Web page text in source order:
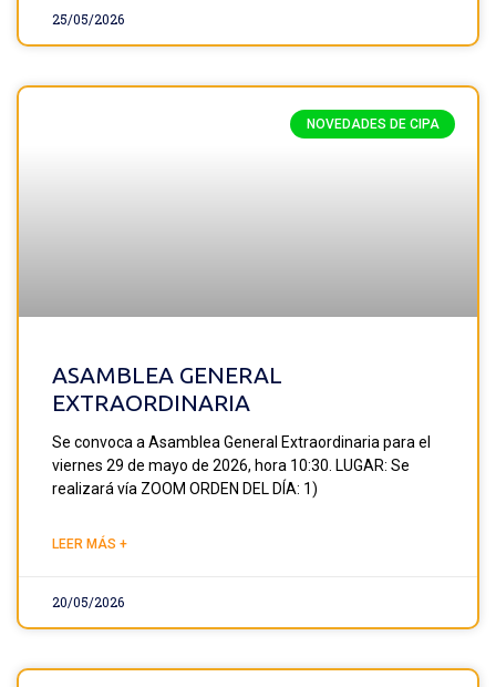
25/05/2026
NOVEDADES DE CIPA
ASAMBLEA GENERAL
EXTRAORDINARIA
Se convoca a Asamblea General Extraordinaria para el
viernes 29 de mayo de 2026, hora 10:30. LUGAR: Se
realizará vía ZOOM ORDEN DEL DÍA: 1)
LEER MÁS +
20/05/2026